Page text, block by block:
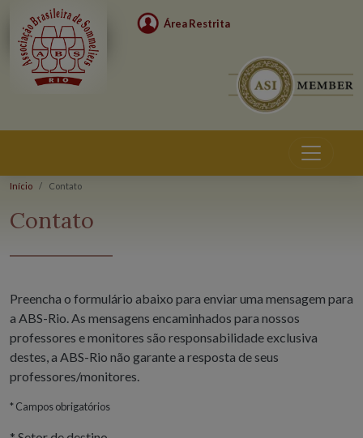
Área Restrita
Início Contato
Contato
Preencha o formulário abaixo para enviar uma mensagem para
a ABS-Rio. As mensagens encaminhados para nossos
professores e monitores são responsabilidade exclusiva
destes, a ABS-Rio não garante a resposta de seus
professores/monitores.
* Campos obrigatórios